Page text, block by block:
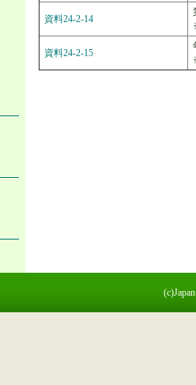
資料24-2-14
資料24-2-15